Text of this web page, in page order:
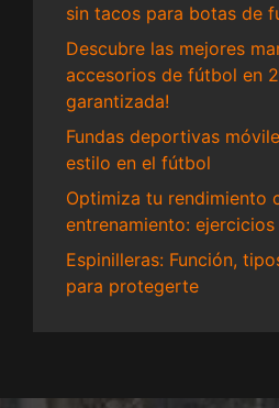
sin tacos para botas de
Descubre las mejores
accesorios de fútbol en
garantizada!
Fundas deportivas
estilo en el fútbol
Optimiza tu rendimiento
entrenamiento:
Espinilleras: Función,
para protegerte